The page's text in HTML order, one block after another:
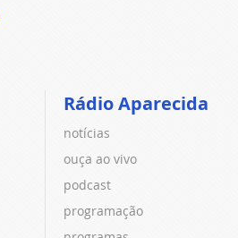
Rádio Aparecida
notícias
ouça ao vivo
podcast
programação